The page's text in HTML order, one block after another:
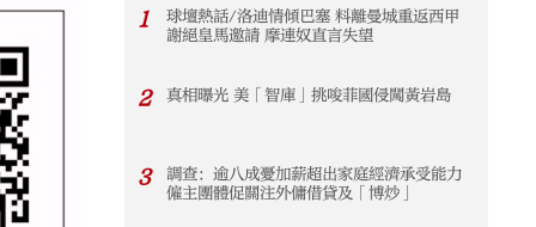
1
球壇熱話/洛迪情傾巴塞 料離曼城重返西甲
謝絕皇馬邀請 摩連奴直言失望
2 真相曝光 美「智庫」挑唆菲國侵闖黃岩島
3
調查：逾八成憂加薪超出家庭經濟承受能力
僱主團體促關注外傭借貸及「博炒」